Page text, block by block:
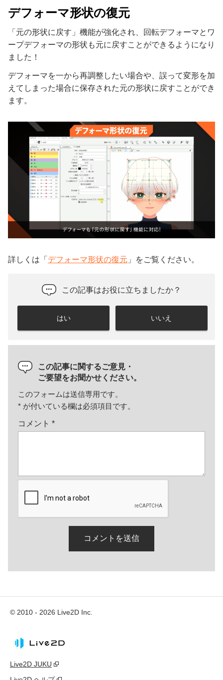
デフォーマ形状の復元
「元の形状に戻す」機能が強化され、回転デフォーマとワ
ープデフォーマの形状も元に戻すことができるようになり
ました！
デフォーマを一から再調整したい場合や、誤って変形を加
えてしまった場合に保存された元の形状に戻すことができ
ます。
詳しくは「 デフォーマ形状の復元 」をご覧ください。
この記事はお役に立ちましたか？
はい いいえ
この記事に関するご意見・
ご要望をお聞かせください。
このフォームは送信専用です。
* が付いている欄は必須項目です。
コメント *
© 2010 - 2026 Live2D Inc.
Live2D JUKU